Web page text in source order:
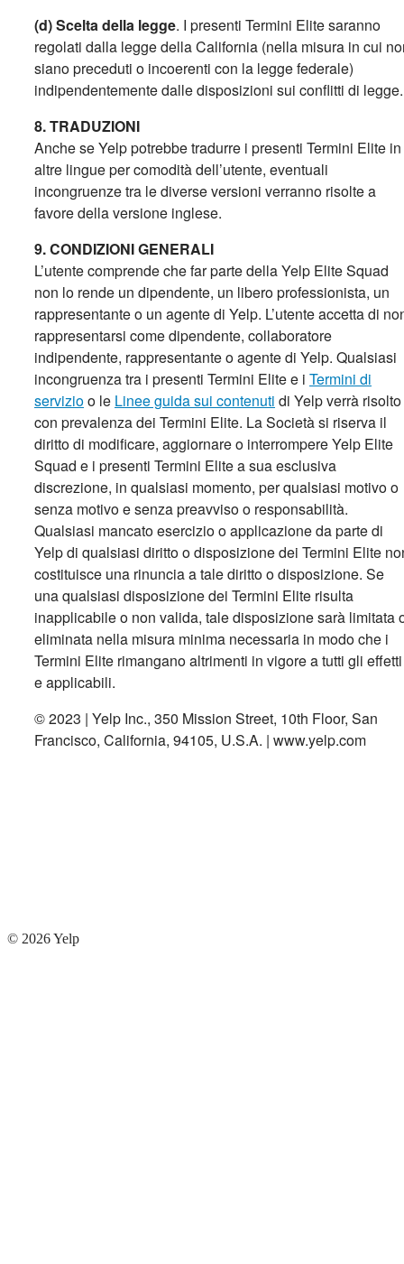
(d) Scelta della legge. I presenti Termini Elite saranno
regolati dalla legge della California (nella misura in cui
siano preceduti o incoerenti con la legge federale)
indipendentemente dalle disposizioni sui conflitti di legge.
8. TRADUZIONI
Anche se Yelp potrebbe tradurre i presenti Termini Elite in
altre lingue per comodità dell’utente, eventuali
incongruenze tra le diverse versioni verranno risolte a
favore della versione inglese.
9. CONDIZIONI GENERALI
L’utente comprende che far parte della Yelp Elite Squad
non lo rende un dipendente, un libero professionista, un
rappresentante o un agente di Yelp. L’utente accetta di
rappresentarsi come dipendente, collaboratore
indipendente, rappresentante o agente di Yelp. Qualsiasi
incongruenza tra i presenti Termini Elite e i Termini di
servizioo le Linee guida sui contenuti di Yelp verrà risolto
con prevalenza dei Termini Elite. La Società si riserva il
diritto di modificare, aggiornare o interrompere Yelp Elite
Squad e i presenti Termini Elite a sua esclusiva
discrezione, in qualsiasi momento, per qualsiasi motivo o
senza motivo e senza preavviso o responsabilità.
Qualsiasi mancato esercizio o applicazione da parte di
Yelp di qualsiasi diritto o disposizione dei Termini Elite
costituisce una rinuncia a tale diritto o disposizione. Se
una qualsiasi disposizione dei Termini Elite risulta
inapplicabile o non valida, tale disposizione sarà limitata
eliminata nella misura minima necessaria in modo che i
Termini Elite rimangano altrimenti in vigore a tutti gli effetti
e applicabili.
© 2023 | Yelp Inc., 350 Mission Street, 10th Floor, San
Francisco, California, 94105, U.S.A. | www.yelp.com
© 2026Yelp